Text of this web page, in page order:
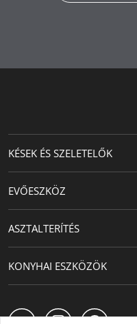
Termékápolás
KÉSEK ÉS SZELETELŐK
EVŐESZKÖZ
ASZTALTERÍTÉS
KONYHAI ESZKÖZÖK